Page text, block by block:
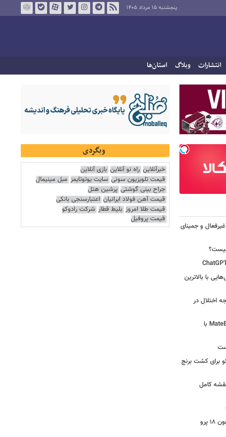
پنجشنبه ۱۵ مرداد ۱۴۰۵
انتشارات وبلاگ استان‌ها
و جمینای
با بالاترین
اختلال در
لپ‌تاپ فوق‌سبک هواوی MateBook Pro S با
آرامکو برای کشت برنج
کامل
ایرپاد دوربین‌دار اپل احتمالا در کنار آیفون ۱۸ پرو
وبگردی
خبرآنلاین راه نو آنلاین بازی آنلاین
قیمت تلویزیون سونی سایت یوتوتایمز مبل مینیمال
جراح بینی گوشتی پرشین هتل
قیمت آهن فولاد ایرانیان اعتبارسنجی بانکی
قیمت طلا امروز بلیط قطار شرکت رادوکو
قیمت پروفیل